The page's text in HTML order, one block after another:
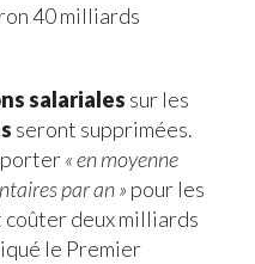
40 milliards
salariales sur les
seront supprimées.
« en moyenne
par an » pour les
coûter deux milliards
le Premier